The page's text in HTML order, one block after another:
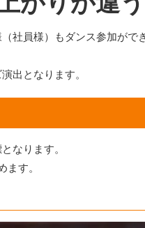
社員様）もダンス参加がで
出となります。
なります。
す。